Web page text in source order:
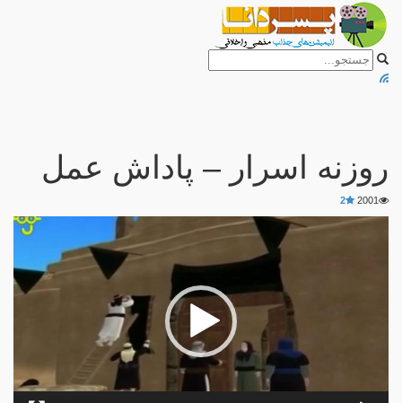
روزنه اسرار – پاداش عمل
2001
2
نمایشگر